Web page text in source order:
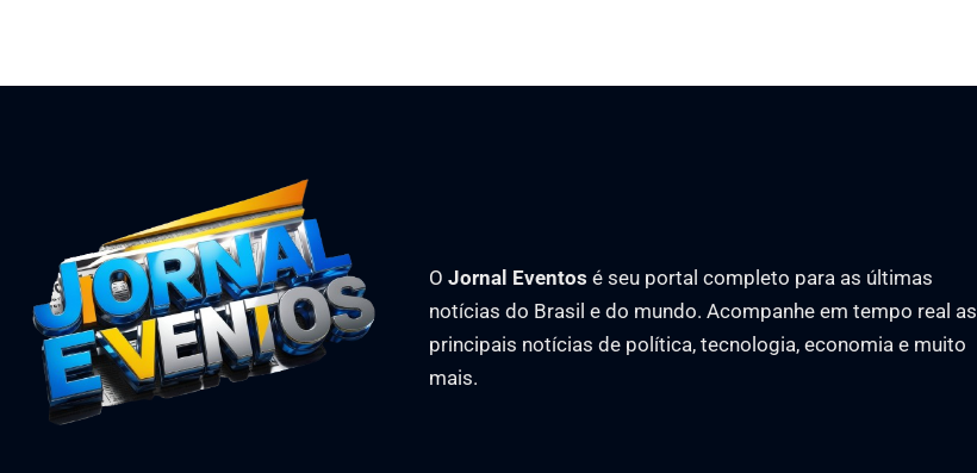
O Jornal Eventos é seu portal completo para as últimas
notícias do Brasil e do mundo. Acompanhe em tempo real as
principais notícias de política, tecnologia, economia e muito
mais.